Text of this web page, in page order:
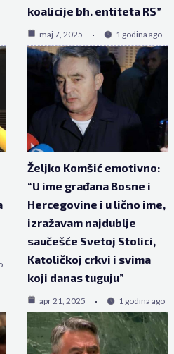
koalicije bh. entiteta RS”
maj 7, 2025 1 godina ago
Željko Komšić emotivno:
“U ime građana Bosne i
Hercegovine i u lično ime,
izražavam najdublje
saučešće Svetoj Stolici,
Katoličkoj crkvi i svima
koji danas tuguju”
apr 21, 2025 1 godina ago